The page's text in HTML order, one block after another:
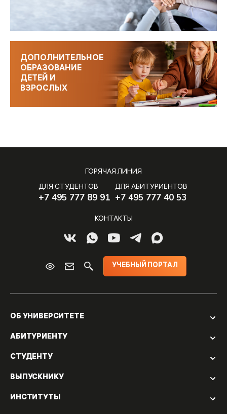
ДОПОЛНИТЕЛЬНОЕ
ОБРАЗОВАНИЕ
ДЕТЕЙ И
ВЗРОСЛЫХ
ГОРЯЧАЯ ЛИНИЯ
ДЛЯ СТУДЕНТОВ
+7 495 777 89 91
ДЛЯ АБИТУРИЕНТОВ
+7 495 777 40 53
КОНТАКТЫ
УЧЕБНЫЙ ПОРТАЛ
ОБ УНИВЕРСИТЕТЕ
АБИТУРИЕНТУ
СТУДЕНТУ
ВЫПУСКНИКУ
ИНСТИТУТЫ